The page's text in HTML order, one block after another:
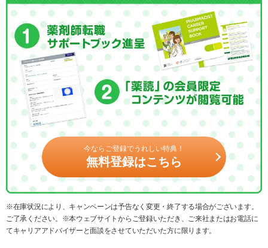
今ならご登録でうれしい特典！
無料登録はこちら
※在庫状況により、キャンペーンは予告なく変更・終了する場合がございます。
ご了承ください。※本ウェブサイトからご登録いただき、ご来社またはお電話に
てキャリアアドバイザーと面談をさせていただいた方に限ります。